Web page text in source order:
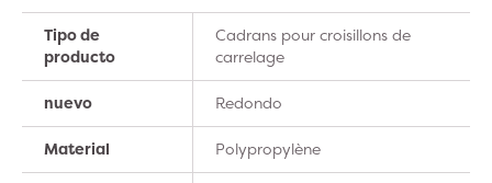
Tipo de
producto
Cadrans pour croisillons de
carrelage
nuevo Redondo
Material Polypropylène